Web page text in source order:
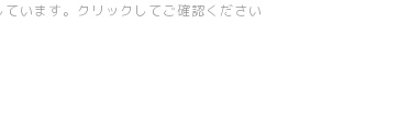
います。クリックしてご確認ください